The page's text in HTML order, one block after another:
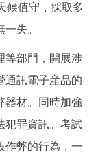
視頻北京
日本語
候值守，採取多
失。
等部門，開展涉
通訊電子産品的
器材。同時加強
犯罪資訊。考試
作弊的行為，一